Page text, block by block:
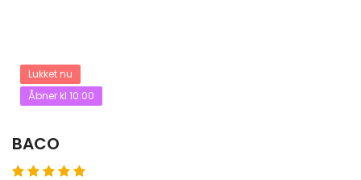
Lukket nu
Åbner kl 10:00
BACO